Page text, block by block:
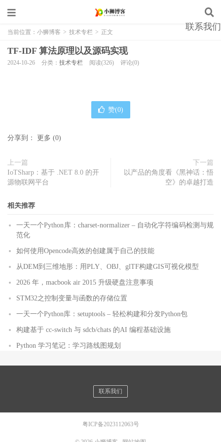
联系我们
当前位置： 小狮博客 > 技术专栏 > 正文
TF-IDF 算法原理以及源码实现
2024-10-26 分类： 技术专栏 阅读(326) 评论(0)
赞(0)
分享到： 更多 (0)
上一篇
IoTSharp：基于 .NET 8.0 的开
源物联网平台
下一篇
以产品的角度看《黑神话：悟
空》的卓越打造
相关推荐
一天一个Python库：charset-normalizer – 自动化字符编码检测与规
范化
如何使用Opencode高效的创建属于自己的技能
从DEM到三维地形：用PLY、OBJ、glTF构建GIS可视化模型
2026 年，macbook air 2015 升级硬盘注意事项
STM32之控制变量与函数的存储位置
一天一个Python库：setuptools – 轻松构建和分发Python包
构建基于 cc-switch 与 sdcb/chats 的AI 编程基础设施
Python 学习笔记：学习路线图规划
联系我们
粤ICP备2023112063号